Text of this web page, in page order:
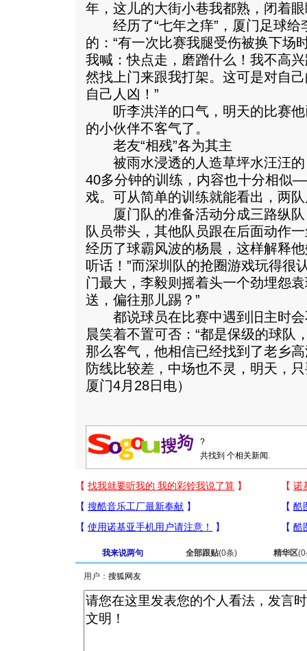
年，这儿的大街小巷我都熟，闭着
经历了“七年之痒”，厦门足球给
的：“有一次比赛我腿受伤被换下场
我喊：快点走，磨蹭什么！我不高
然找上门来跟我打架。这可是对自
自己人凶！”
听李洪洋的口气，明天的比赛他
的小伙伴不客气了。
老友“相残”各为其主
被雨水浸透的人造草坪水汪汪的
40多分钟的训练，内容也十分相似
戏。可从简单的训练就能看出，两
厦门队的准备活动分成三路纵队
队员带头，其他队员跟在后面动作
经历了球霸风波的杨晨，这样解释
听话！”而深圳队的抢圈游戏玩得很
门最大，李毅则摇着头一个劲埋怨
送，偏往那儿踢？”
都说球员在比赛中遇到旧主时会
晨笑着不置可否：“都是保级的球队
那么客气，他相信已经找到了老乡高
防线比较差，中场也不灵，明天，
厦门4月28日电）
共找到 个相关新闻.
我来说两句 全部跟贴(0条) 精华区(0
用户：